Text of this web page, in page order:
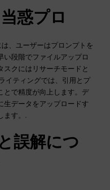
当惑プロ
、ユーザーはプロンプトを
い段階でファイルアップロ
スクにはリサーチモードと
イティングでは、引用とプ
とで精度が向上します。デ
生データをアップロードす
ます。.
誤解につ